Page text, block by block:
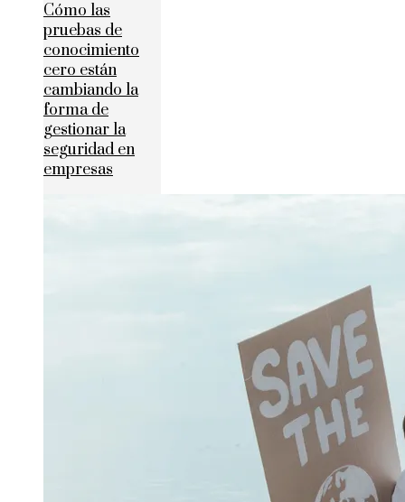
Cómo las
pruebas de
conocimiento
cero están
cambiando la
forma de
gestionar la
seguridad en
empresas